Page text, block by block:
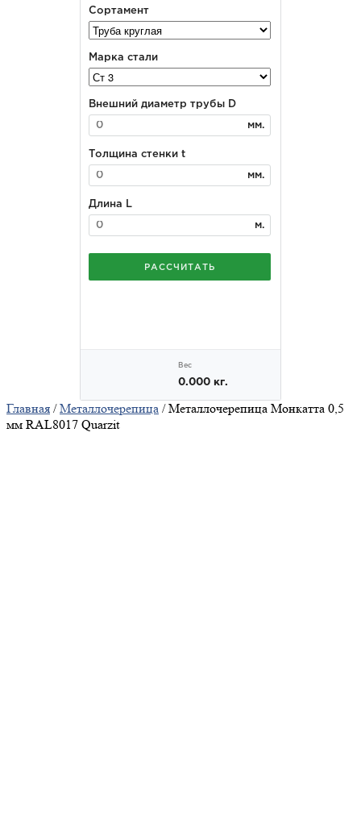
Главная /Металлочерепица / Металлочерепица Монкатта 0,5
мм RAL8017 Quarzit